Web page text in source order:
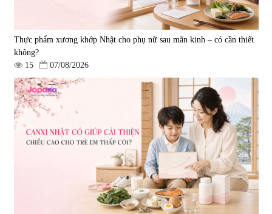
Thực phẩm xương khớp Nhật cho phụ nữ sau mãn kinh – có cần thiết
không?
15
07/08/2026